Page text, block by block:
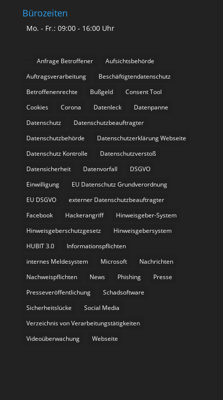
Bürozeiten
Mo. - Fr.: 09:00 - 16:00 Uhr
Anfrage Betroffener
Aufsichtsbehörde
Auftragsverarbeitung
Beschäftigtendatenschutz
Betroffenenrechte
Bußgeld
Consent Tool
Cookies
Corona Datenleck
Datenpanne
Datenschutz
Datenschutzbeauftragter
Datenschutzbehörde
Datenschutzerklärung Webseite
Datenschutz Kontrolle
Datenschutzverstoß
Datensicherheit
Datenvorfall
DSGVO
Einwilligung
EU Datenschutz Grundverordnung
EU DSGVO
externer Datenschutzbeauftragter
Facebook
Hackerangriff
Hinweisgeber-System
Hinweisgeberschutzgesetz
Hinweisgebersystem
HUBIT 3.0
Informationspflichten
internes Meldesystem
Microsoft
Nachrichten
Nachweispflichten
News Phishing
Presse
Presseveröffentlichung
Schadsoftware
Sicherheitslücke
Social Media
Verzeichnis von Verarbeitungstätigkeiten
Videoüberwachung
Webseite